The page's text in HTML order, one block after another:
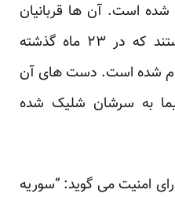
است. آن ها قربانیان
یکی ازده ها قتل عامی هستند که در ۲۳ ماه گذشته
شده است. دست های آن
به سرشان شلیک شده
امنیت می گوید: “سوریه